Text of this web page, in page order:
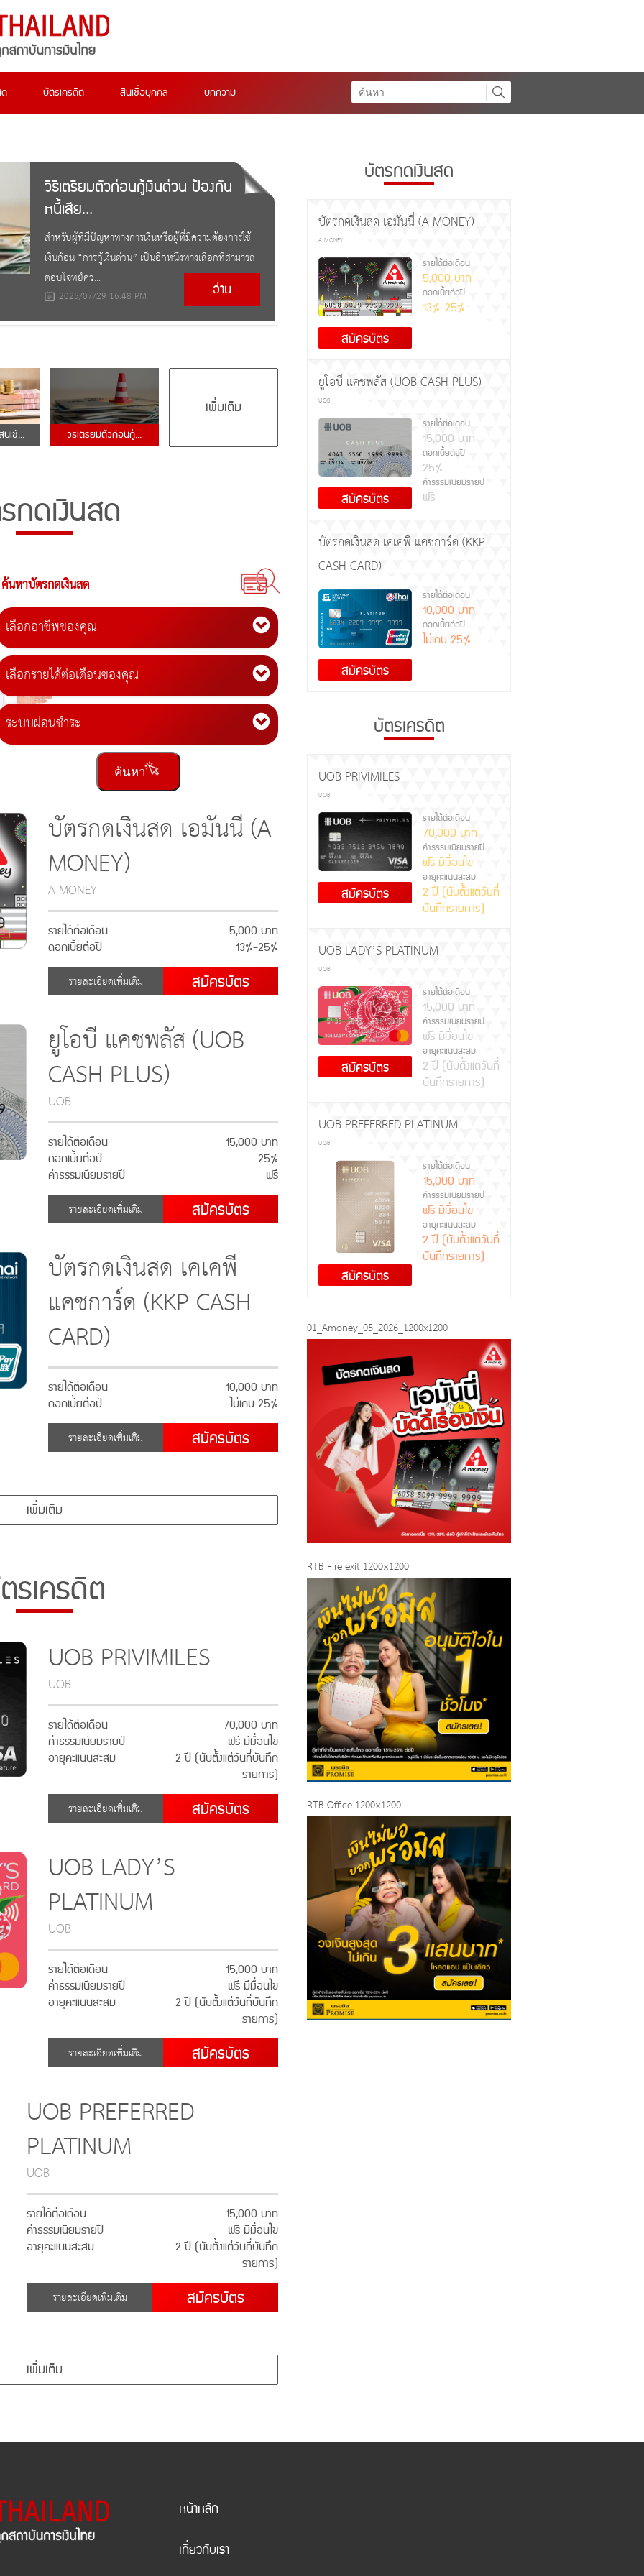
บัตรเครดิต สินเชื่อบุคคล บทความ
วิธีเตรียมตัวก่อนกู้เงินด่วน ป้องกัน
หนี้เสีย...
สำหรับผู้ที่มีปัญหาทางการเงินหรือผู้ที่มีความต้องการใช้
เงินก้อน “การกู้เงินด่วน” เป็นอีกหนึ่งทางเลือกที่สามารถ
ตอบโจทย์คว...
2025/07/29 16:48 PM อ่าน
เชื... วิธีเตรียมตัวก่อนกู้...
เพิ่มเติม
กดเงินสด
ค้นหาบัตรกดเงินสด
เลือกอาชีพของคุณ
เลือกรายได้ต่อเดือนของคุณ
ระบบผ่อนชำระ
บัตรกดเงินสด เอมันนี่ (A
MONEY)
A MONEY
รายได้ต่อเดือน
5,000 บาท
ดอกเบี้ยต่อปี
13%-25%
รายละเอียดเพิ่มเติม
สมัครบัตร
ยูโอบี แคชพลัส (UOB
CASH PLUS)
UOB
รายได้ต่อเดือน
15,000 บาท
ดอกเบี้ยต่อปี
25%
ค่าธรรมเนียมรายปี
ฟรี
รายละเอียดเพิ่มเติม
สมัครบัตร
บัตรกดเงินสด เคเคพี
แคชการ์ด (KKP CASH
CARD)
รายได้ต่อเดือน
10,000 บาท
ดอกเบี้ยต่อปี
ไม่เกิน 25%
รายละเอียดเพิ่มเติม
สมัครบัตร
เพิ่มเติม
รเครดิต
UOB PRIVIMILES
UOB
รายได้ต่อเดือน
70,000 บาท
ค่าธรรมเนียมรายปี
ฟรี มีเงื่อนไข
อายุคะแนนสะสม
2 ปี (นับตั้งแต่วันที่บันทึก
รายการ)
รายละเอียดเพิ่มเติม
สมัครบัตร
UOB LADY’S
PLATINUM
UOB
รายได้ต่อเดือน
15,000 บาท
ค่าธรรมเนียมรายปี
ฟรี มีเงื่อนไข
อายุคะแนนสะสม
2 ปี (นับตั้งแต่วันที่บันทึก
รายการ)
รายละเอียดเพิ่มเติม
สมัครบัตร
UOB PREFERRED
PLATINUM
UOB
รายได้ต่อเดือน
15,000 บาท
ค่าธรรมเนียมรายปี
ฟรี มีเงื่อนไข
อายุคะแนนสะสม
2 ปี (นับตั้งแต่วันที่บันทึก
รายการ)
รายละเอียดเพิ่มเติม
สมัครบัตร
เพิ่มเติม
บัตรกดเงินสด
บัตรกดเงินสด เอมันนี่ (A MONEY)
A MONEY
สมัครบัตร
รายได้ต่อเดือน
5,000 บาท
ดอกเบี้ยต่อปี
13%-25%
ยูโอบี แคชพลัส (UOB CASH PLUS)
UOB
สมัครบัตร
รายได้ต่อเดือน
15,000 บาท
ดอกเบี้ยต่อปี
25%
ค่าธรรมเนียมรายปี
ฟรี
บัตรกดเงินสด เคเคพี แคชการ์ด (KKP
CASH CARD)
สมัครบัตร
รายได้ต่อเดือน
10,000 บาท
ดอกเบี้ยต่อปี
ไม่เกิน 25%
บัตรเครดิต
UOB PRIVIMILES
UOB
สมัครบัตร
รายได้ต่อเดือน
70,000 บาท
ค่าธรรมเนียมรายปี
ฟรี มีเงื่อนไข
อายุคะแนนสะสม
2 ปี (นับตั้งแต่วันที่
บันทึกรายการ)
UOB LADY’S PLATINUM
UOB
สมัครบัตร
รายได้ต่อเดือน
15,000 บาท
ค่าธรรมเนียมรายปี
ฟรี มีเงื่อนไข
อายุคะแนนสะสม
2 ปี (นับตั้งแต่วันที่
บันทึกรายการ)
UOB PREFERRED PLATINUM
UOB
สมัครบัตร
รายได้ต่อเดือน
15,000 บาท
ค่าธรรมเนียมรายปี
ฟรี มีเงื่อนไข
อายุคะแนนสะสม
2 ปี (นับตั้งแต่วันที่
บันทึกรายการ)
01_Amoney_05_2026_1200x1200
RTB Fire exit 1200×1200
RTB Office 1200×1200
หน้าหลัก
เกี่ยวกับเรา